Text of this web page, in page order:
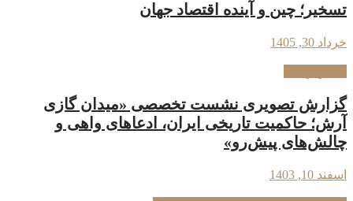
تسخیر؛ چین و آینده اقتصاد جهان
خرداد 30, 1405
گزارش تصویری نشست تخصصی «میدان گازی
آرش؛ حاکمیت تاریخی ایران، ادعاهای واهی و
چالش‌های پیش‌رو»
اسفند 10, 1403